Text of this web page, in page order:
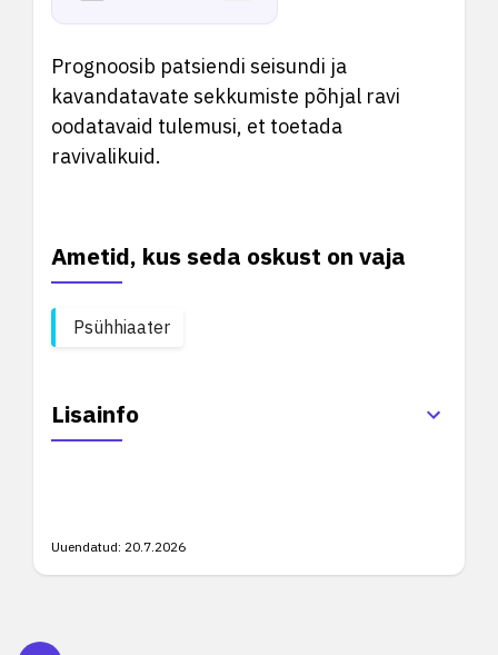
Prognoosib patsiendi seisundi ja
kavandatavate sekkumiste põhjal ravi
oodatavaid tulemusi, et toetada
ravivalikuid.
Ametid, kus seda oskust on vaja
Psühhiaater
Lisainfo
Uuendatud: 20.7.2026